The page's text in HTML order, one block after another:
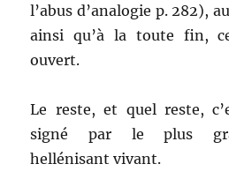
l’abus d’analogie p. 282),
ainsi qu’à la toute fin,
ouvert.
Le reste, et quel reste,
signé par le plus
hellénisant vivant.